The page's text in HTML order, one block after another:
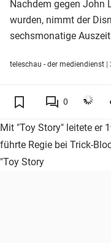
Nachdem gegen John
wurden, nimmt der
sechsmonatige
teleschau - der mediendienst |
0
Mit "Toy Story" leitete er
führte Regie bei Trick-
"Toy Story